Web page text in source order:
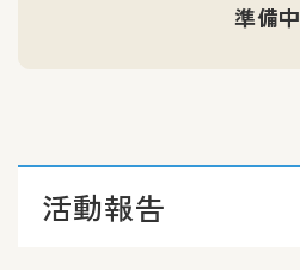
準備中
活動報告